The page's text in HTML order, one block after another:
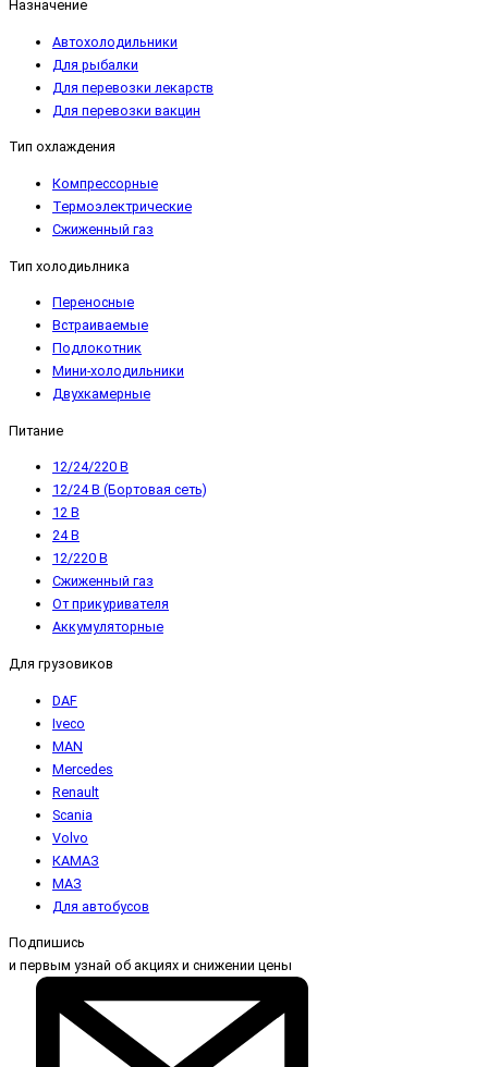
Назначение
Автохолодильники
Для рыбалки
Для перевозки лекарств
Для перевозки вакцин
Тип охлаждения
Компрессорные
Термоэлектрические
Сжиженный газ
Тип холодиьлника
Переносные
Встраиваемые
Подлокотник
Мини-холодильники
Двухкамерные
Питание
12/24/220 В
12/24 В (Бортовая сеть)
12 В
24 В
12/220 В
Сжиженный газ
От прикуривателя
Аккумуляторные
Для грузовиков
DAF
Iveco
MAN
Mercedes
Renault
Scania
Volvo
КАМАЗ
МАЗ
Для автобусов
Подпишись
и первым узнай об акциях и снижении цены